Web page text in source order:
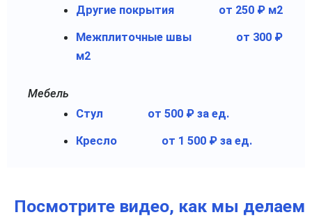
Другие покрытия от 250 ₽ м2
Межплиточные швы
от 300 ₽
м2
Мебель
Стул
от 500 ₽ за ед.
Кресло от 1 500 ₽ за ед.
Посмотрите видео, как мы делаем